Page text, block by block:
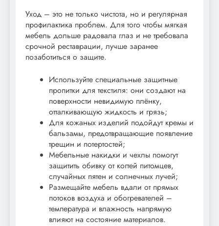
Уход – это не только чистота, но и регулярная
профилактика проблем. Для того чтобы мягкая
мебель дольше радовала глаз и не требовала
срочной реставрации, лучше заранее
позаботиться о защите.
Используйте специальные защитные
пропитки для текстиля: они создают на
поверхности невидимую плёнку,
отталкивающую жидкость и грязь;
Для кожаных изделий подойдут кремы и
бальзамы, предотвращающие появление
трещин и потертостей;
Мебельные накидки и чехлы помогут
защитить обивку от когтей питомцев,
случайных пятен и солнечных лучей;
Размещайте мебель вдали от прямых
потоков воздуха и обогревателей –
температура и влажность напрямую
влияют на состояние материалов.